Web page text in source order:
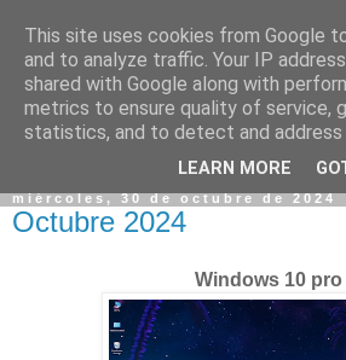
miércoles, 30 de octubre de 2024
Octubre 2024
Windows 10 pro
This site uses cookies from Google
and to analyze traffic. Your IP
shared with Google along with
metrics to ensure quality of service,
statistics, and to detect and address
LEARN MORE